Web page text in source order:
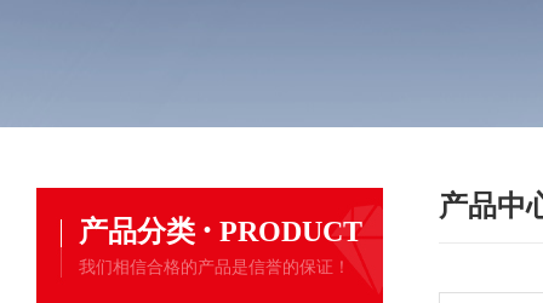
产品分类 · PRODUCT
我们相信合格的产品是信誉的保证！
产品中